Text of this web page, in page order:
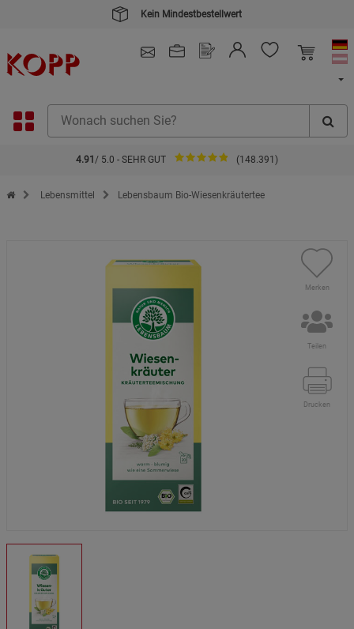
Kein Mindestbestellwert
4.91 / 5.0 - SEHR GUT (148.391)
Zur Startseite des Kopp Verlag Online-Shop
Lebensmittel Lebensbaum Bio-Wiesenkräutertee
Merken
Teilen
Drucken